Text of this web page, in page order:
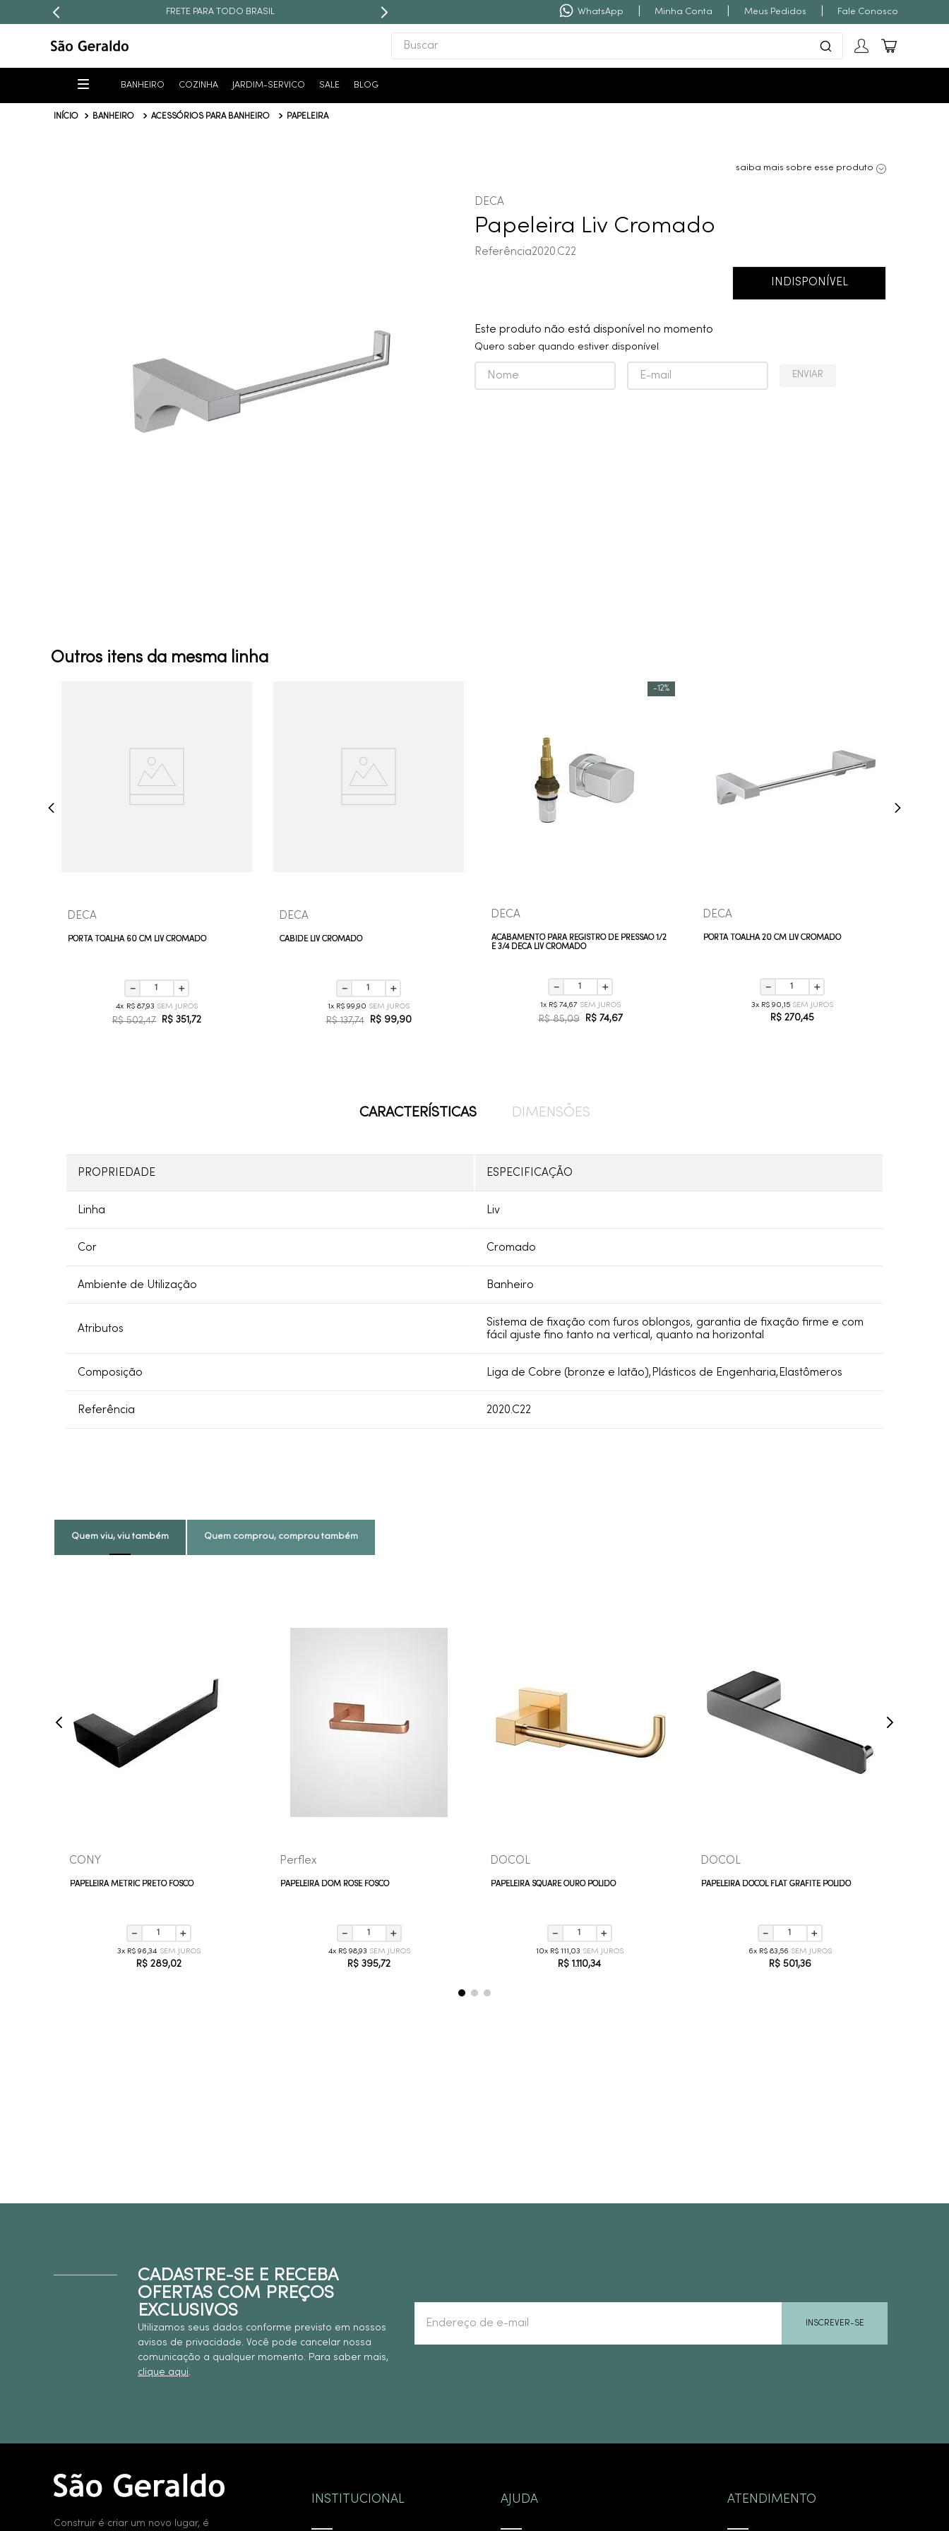
FRETE PARA TODO BRASIL WhatsApp Minha Conta Meus Pedidos Fale Conosco
Buscar
BANHEIRO COZINHA JARDIM-SERVICO SALE BLOG
BANHEIRO ACESSÓRIOS PARA BANHEIRO PAPELEIRA
saiba mais sobre esse produto
DECA
Papeleira Liv Cromado
Referência2020.C22
INDISPONÍVEL
Este produto não está disponível no momento
Quero saber quando estiver disponível
ENVIAR
Outros itens da mesma linha
COMPRAR AGORA
DECA
PORTA TOALHA 60 CM LIV CROMADO
＋
－
4 R$ 87,93
R$ 502,47 R$ 351 ,72
COMPRAR AGORA
DECA
CABIDE LIV CROMADO
＋
－
1 R$ 99,90
R$ 137,74 R$ 99,90
-12%
COMPRAR AGORA
DECA
ACABAMENTO PARA REGISTRO DE PRESSÃO 1/2
E 3/4 DECA LIV CROMADO
＋
－
1 R$ 74,67
R$ 85,09 R$ 74,67
COMPRAR AGORA
DECA
PORTA TOALHA 20 CM LIV CROMADO
＋
－
3 R$ 90,15
R$ 270,45
CARACTERÍSTICAS DIMENSÕES
PROPRIEDADE ESPECIFICAÇÃO
Linha Liv
Cor Cromado
Ambiente de Utilização Banheiro
Atributos
Sistema de fixação com furos oblongos, garantia de fixação firme e com
fácil ajuste fino tanto na vertical, quanto na horizontal
Composição Liga de Cobre (bronze e latão),Plásticos de Engenharia,Elastômeros
Referência 2020.C22
Quem viu, viu também Quem comprou, comprou também
COMPRAR AGORA
CONY
PAPELEIRA METRIC PRETO FOSCO
＋
－
3 R$ 96,34
R$ 289,02
COMPRAR AGORA
Perflex
PAPELEIRA DOM ROSE FOSCO
＋
－
4 R$ 98,93
R$ 395,72
COMPRAR AGORA
DOCOL
PAPELEIRA SQUARE OURO POLIDO
＋
－
10 R$ 111 ,03
R$ 1 .110,34
COMPRAR AGORA
DOCOL
PAPELEIRA DOCOL FLAT GRAFITE POLIDO
＋
－
6 R$ 83,56
R$ 501 ,36
CADASTRE-SE E RECEBA
OFERTAS COM PREÇOS
EXCLUSIVOS
Utilizamos seus dados conforme previsto em nossos
avisos de privacidade. Você pode cancelar nossa
comunicação a qualquer momento. Para saber mais,
clique aqui.
INSCREVER-SE
Construir é criar um novo lugar, é
INSTITUCIONAL AJUDA ATENDIMENTO